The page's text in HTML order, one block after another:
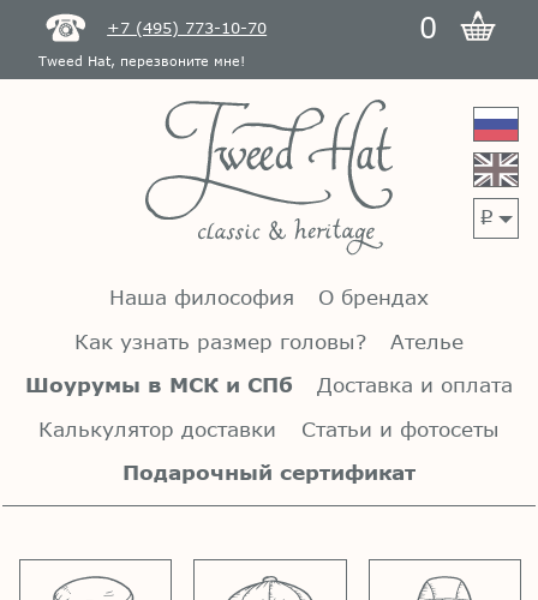
+7 (495) 773-10-70 0
Tweed Hat, перезвоните мне!
p
Наша философия
О брендах
Как узнать размер головы?
Ателье
Шоурумы в МСК и СПб
Доставка и оплата
Калькулятор доставки
Статьи и фотосеты
Подарочный сертификат